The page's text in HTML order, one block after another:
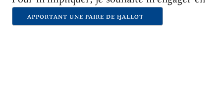
APPORTANT UNE PAIRE DE H̱ALLOT